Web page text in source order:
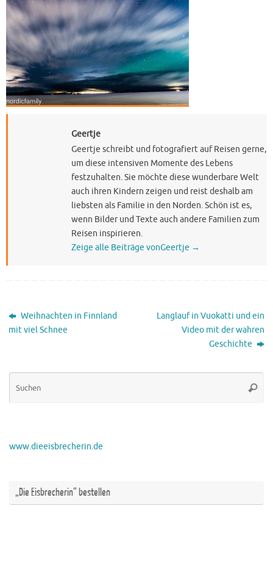
Geertje
Geertje schreibt und fotografiert auf Reisen gerne,
um diese intensiven Momente des Lebens
festzuhalten. Sie möchte diese wunderbare Welt
auch ihren Kindern zeigen und reist deshalb am
liebsten als Familie in den Norden. Schön ist es,
wenn Bilder und Texte auch andere Familien zum
Reisen inspirieren.
Zeige alle Beiträge vonGeertje →
Weihnachten in Finnland
mit viel Schnee
Langlauf in Vuokatti und ein
Video mit der wahren
Geschichte
www.dieeisbrecherin.de
„Die Eisbrecherin“ bestellen